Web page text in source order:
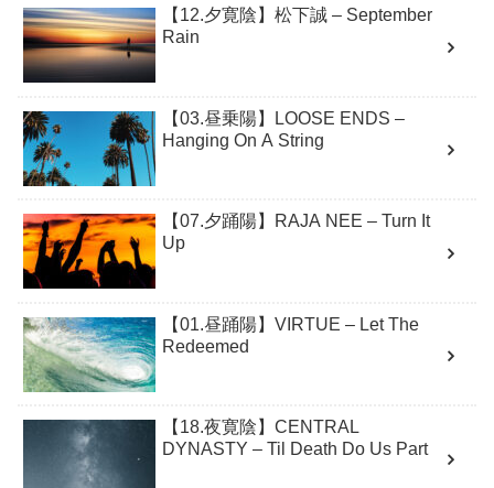
【12.夕寛陰】松下誠 – September
Rain
【03.昼乗陽】LOOSE ENDS –
Hanging On A String
【07.夕踊陽】RAJA NEE – Turn It
Up
【01.昼踊陽】VIRTUE – Let The
Redeemed
【18.夜寛陰】CENTRAL
DYNASTY – Til Death Do Us Part